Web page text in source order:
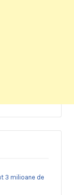
3 milioane de